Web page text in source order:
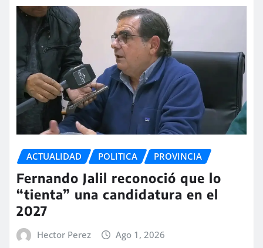
ACTUALIDAD POLITICA PROVINCIA
Fernando Jalil reconoció que lo
“tienta” una candidatura en el
2027
Hector Perez Ago 1, 2026